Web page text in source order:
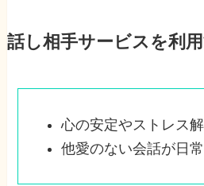
話し相手サービスを利
心の安定やストレス
他愛のない会話が日